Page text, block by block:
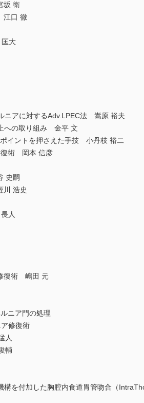
坂 衛
江口 徹
大
ニアに対するAdv.LPEC法 嵩原 裕夫
への取り組み 金平 文
イントを押さえた手技 小丹枝 裕二
復術 岡本 信彦
史嗣
川 浩史
人
復術 嶋田 元
ニア門の処理
修復術
人
輔
構を付加した胸腔内食道胃管吻合（